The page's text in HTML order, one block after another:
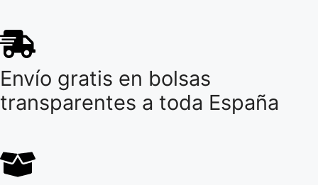
Envío gratis en bolsas
transparentes a toda España